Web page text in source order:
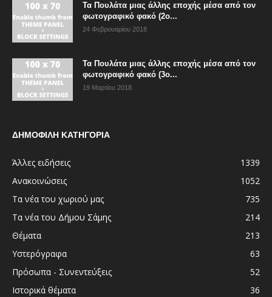
Τα Πουλάτα μιας άλλης εποχής μέσα από τον
φωτογραφικό φακό (2ο...
24 Φεβρουαρίου 2018
Τα Πουλάτα μιας άλλης εποχής μέσα από τον
φωτογραφικό φακό (3ο...
19 Μαρτίου 2018
ΔΗΜΟΦΙΛΗ ΚΑΤΗΓΟΡΙΑ
Άλλες ειδήσεις
1339
Ανακοινώσεις
1052
Τα νέα του χωριού μας
735
Τα νέα του Δήμου Σάμης
214
Θέματα
213
Υστερόγραφα
63
Πρόσωπα - Συνεντεύξεις
52
Ιστορικά θέματα
36